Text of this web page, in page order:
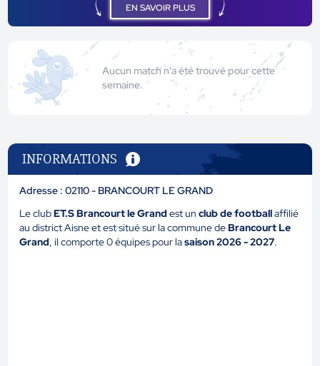
EN SAVOIR PLUS
Aucun match n'a été trouvé pour cette
semaine.
INFORMATIONS
Adresse : 02110 - BRANCOURT LE GRAND
Le clubET.S Brancourt le Grandest unclub de footballaffilié
au district Aisne et est situé sur la commune deBrancourt Le
Grand, il comporte 0 équipes pour lasaison 2026 - 2027.